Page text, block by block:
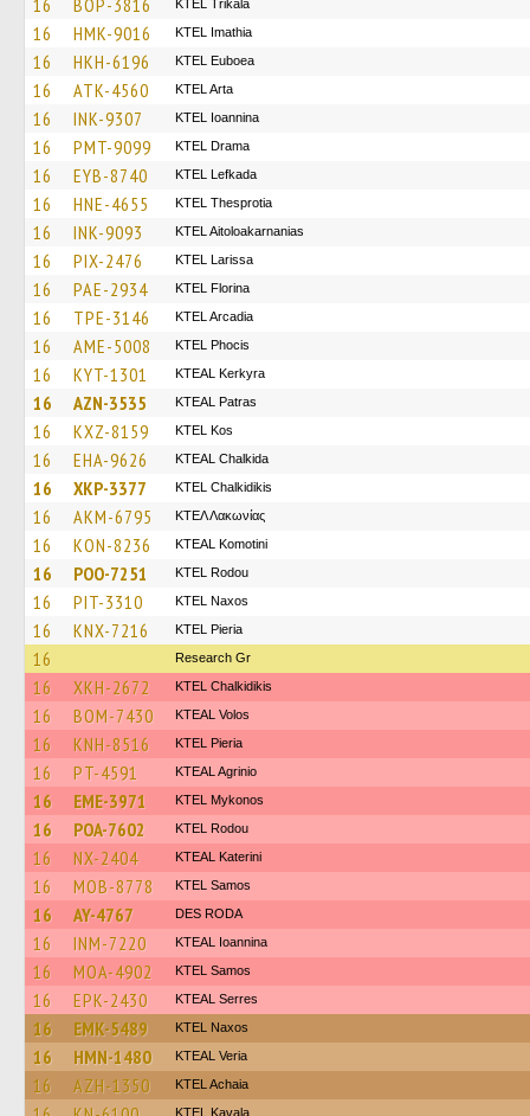
16 BOP-3816 ΚΤΕL Τrikala
16 HMK-9016 KTEL Imathia
16 HKH-6196 ΚΤΕL Euboea
16 ATK-4560 KTEL Arta
16 INK-9307 KTEL Ioannina
16 PMT-9099 KTEL Drama
16 EYB-8740 KTEL Lefkada
16 HNE-4655 KTEL Thesprotia
16 INK-9093 KTEL Aitoloakarnanias
16 PIX-2476 KTEL Larissa
16 PAE-2934 KTEL Florina
16 TPE-3146 KTEL Arcadia
16 AME-5008 ΚΤΕL Phocis
16 KYT-1301 KTEAL Kerkyra
16 AZN-3535 KTEAL Patras
16 KXZ-8159 KTEL Kos
16 EHA-9626 KTEAL Chalkida
16 XKP-3377 ΚΤΕL Chalkidikis
16 AKM-6795 ΚΤΕΛ Λακωνίας
16 KON-8236 KTEAL Komotini
16 POO-7251 ΚΤΕL Rodou
16 PIT-3310 KTEL Naxos
16 KNX-7216 KTEL Pieria
16 Research Gr
16 XKH-2672 ΚΤΕL Chalkidikis
16 BOM-7430 KTEAL Volos
16 KNH-8516 KTEL Pieria
16 PT-4591 KTEAL Agrinio
16 EME-3971 KTEL Mykonos
16 POA-7602 ΚΤΕL Rodou
16 NX-2404 KTEAL Katerini
16 MOB-8778 KTEL Samos
16 AY-4767 DES RODA
16 INM-7220 KTEAL Ioannina
16 MOA-4902 KTEL Samos
16 EPK-2430 KTEAL Serres
16 EMK-5489 KTEL Naxos
16 HMN-1480 KTEAL Veria
16 AZH-1350 KTEL Achaia
KTEL Kavala